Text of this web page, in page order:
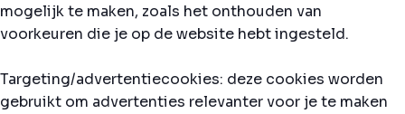
mogelijk te maken, zoals het onthouden van
voorkeuren die je op de website hebt ingesteld.
Targeting/advertentiecookies: deze cookies worden
gebruikt om advertenties relevanter voor je te maken